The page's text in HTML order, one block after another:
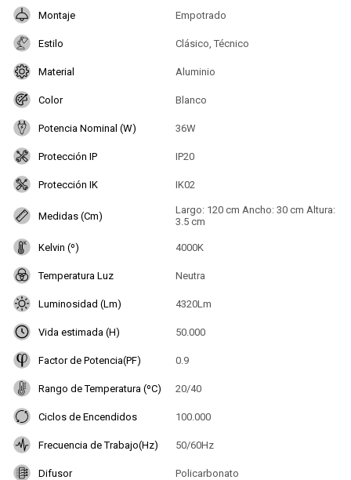
Montaje Empotrado
Estilo Clásico, Técnico
Material Aluminio
Color Blanco
Potencia Nominal (W) 36W
Protección IP IP20
Protección IK IK02
Medidas (Cm)
Largo: 120 cm Ancho: 30 cm Altura:
3.5 cm
Kelvin (º) 4000K
Temperatura Luz Neutra
Luminosidad (Lm) 4320Lm
Vida estimada (H) 50.000
Factor de Potencia(PF) 0.9
Rango de Temperatura (ºC) 20/40
Ciclos de Encendidos 100.000
Frecuencia de Trabajo(Hz) 50/60Hz
Difusor Policarbonato